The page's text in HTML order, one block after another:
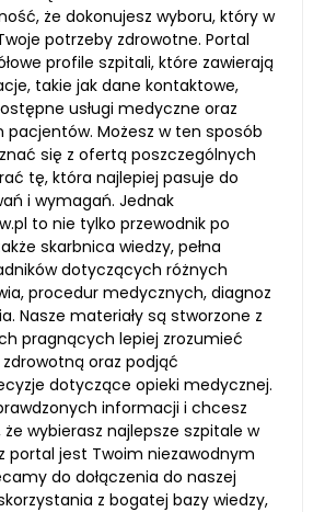
że dokonujesz wyboru, który w
potrzeby zdrowotne. Portal
profile szpitali, które zawierają
takie jak dane kontaktowe,
usługi medyczne oraz
pacjentów. Możesz w ten sposób
się z ofertą poszczególnych
tę, która najlepiej pasuje do
i wymagań. Jednak
to nie tylko przewodnik po
skarbnica wiedzy, pełna
dotyczących różnych
procedur medycznych, diagnoz
Nasze materiały są stworzone z
pragnących lepiej zrozumieć
oraz podjąć
dotyczące opieki medycznej.
informacji i chcesz
wybierasz najlepsze szpitale w
portal jest Twoim niezawodnym
do dołączenia do naszej
z bogatej bazy wiedzy,